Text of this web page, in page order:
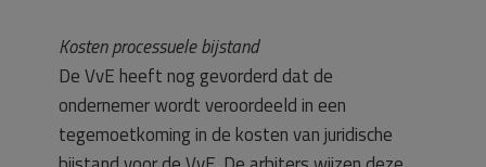
Kosten processuele bijstand
De VvE heeft nog gevorderd dat de
ondernemer wordt veroordeeld in een
tegemoetkoming in de kosten van juridische